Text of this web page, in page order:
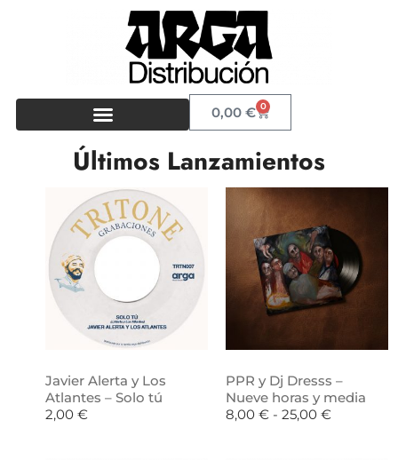
0,00€ 0
Últimos Lanzamientos
Javier Alerta y Los
Atlantes – Solo tú
2,00 €
PPR y Dj Dresss –
Nueve horas y media
8,00 € - 25,00 €